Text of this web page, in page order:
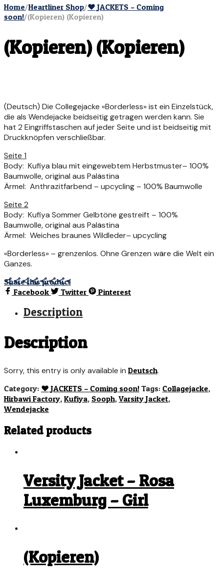
Home/Heartliner Shop/♥︎ JACKETS – Coming
soon!/(Kopieren) (Kopieren)
(Kopieren) (Kopieren)
(Deutsch) Die Collegejacke «Borderless» ist ein Einzelstück,
die als Wendejacke beidseitig getragen werden kann. Sie
hat 2 Eingriffstaschen auf jeder Seite und ist beidseitig mit
Druckknöpfen verschließbar.
Seite 1
Body: Kufiya blau mit eingewebtem Herbstmuster– 100%
Baumwolle, original aus Palästina
Ärmel: Anthrazitfarbend – upcycling – 100% Baumwolle
Seite 2
Body: Kufiya Sommer Gelbtöne gestreift – 100%
Baumwolle, original aus Palästina
Ärmel: Weiches braunes Wildleder– upcycling
«Borderless» – grenzenlos. Ohne Grenzen wäre die Welt ein
Ganzes.
Share this product
Facebook
Twitter Pinterest
Description
Description
Sorry, this entry is only available in Deutsch.
Category: ♥︎ JACKETS – Coming soon! Tags: Collagejacke,
Hirbawi Factory, Kufiya, Sooph,Varsity Jacket,
Wendejacke
Related products
Versity Jacket – Rosa
Luxemburg – Girl
(Kopieren)